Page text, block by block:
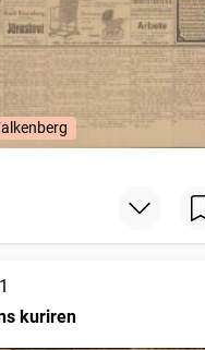
kuriren